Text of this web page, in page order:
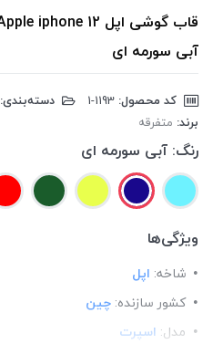
آبی سورمه ای
کد محصول: دسته‌بندی:
برند: متفرقه
رنگ: آبی سورمه ای
ویژگی‌ها
شاخه: اپل
کشور سازنده: چین
مدل: اسپرت